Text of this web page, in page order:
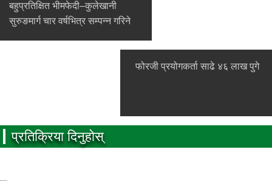
बहुप्रतिक्षित भीमफेदी–कुलेखानी
सुरुङमार्ग चार वर्षभित्र सम्पन्न गरिने
फोरजी प्रयोगकर्ता साढे ४६ लाख पुगे
प्रतिक्रिया दिनुहोस्